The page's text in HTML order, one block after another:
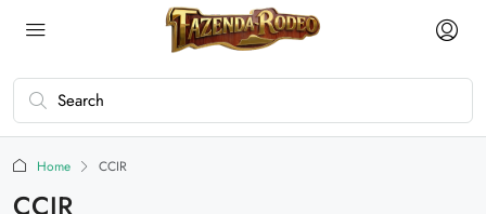
Home CCIR
CCIR